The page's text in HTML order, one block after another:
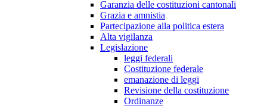
Garanzia delle costituzioni cantonali
Grazia e amnistia
Partecipazione alla politica estera
Alta vigilanza
Legislazione
leggi federali
Costituzione federale
emanazione di leggi
Revisione della costituzione
Ordinanze